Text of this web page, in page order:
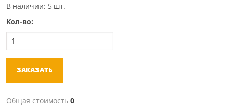
В наличии: 5 шт.
Кол-во:
ЗАКАЗАТЬ
Общая стоимость 0